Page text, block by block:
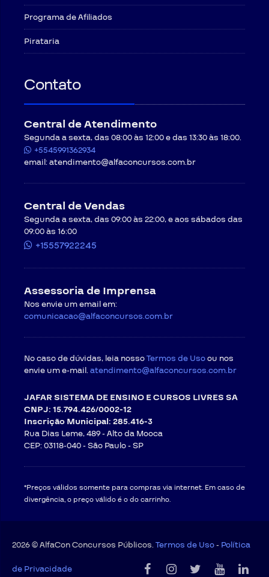
Programa de Afiliados
Pirataria
Contato
Central de Atendimento
Segunda a sexta, das 08:00 às 12:00 e das 13:30 às 18:00.
+5545991362934
email:atendimento@alfaconcursos.com.br
Central de Vendas
Segunda a sexta, das 09:00 às 22:00, e aos sábados das
09:00 às 16:00
+15557922245
Assessoria de Imprensa
Nos envie um email em:
comunicacao@alfaconcursos.com.br
No caso de dúvidas, leia nossoTermos de Usoou nos
envie um e-mail.atendimento@alfaconcursos.com.br
JAFAR SISTEMA DE ENSINO E CURSOS LIVRES SA
CNPJ: 15.794.426/0002-12
Inscrição Municipal: 285.416-3
Rua Dias Leme, 489 - Alto da Mooca
CEP: 03118-040 -São Paulo - SP
*Preços válidos somente para compras via internet. Em caso de
divergência, o preço válido é o do carrinho.
2026 © AlfaCon Concursos Públicos.Termos de Uso- Política
de Privacidade